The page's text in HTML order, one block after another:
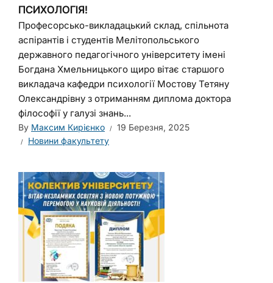
ПСИХОЛОГІЯ!
Професорсько-викладацький склад, спільнота
аспірантів і студентів Мелітопольського
державного педагогічного університету імені
Богдана Хмельницького щиро вітає старшого
викладача кафедри психології Мостову Тетяну
Олександрівну з отриманням диплома доктора
філософії у галузі знань...
By Максим Кирієнко
19 Березня, 2025
Новини факультету